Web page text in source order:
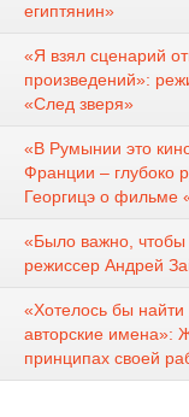
египтянин»
«Я взял сценарий
произведений»:
«След зверя»
«В Румынии это
Франции – глубоко
Георгицэ о фильме
«Было важно, чтобы
режиссер Андрей
«Хотелось бы найти
авторские имена»:
принципах своей